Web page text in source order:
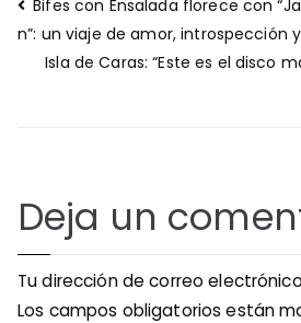
de
entradas
Bifes con Ensalada florece con
n”: un viaje de amor, introspección
Isla de Caras: “Este es el disco
Deja un
Tu dirección de correo
Los campos obligatorios están